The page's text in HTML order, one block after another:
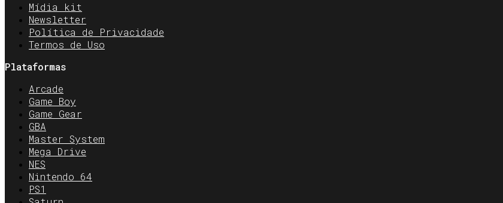
Mídia kit
Newsletter
Política de Privacidade
Termos de Uso
Plataformas
Arcade
Game Boy
Game Gear
GBA
Master System
Mega Drive
NES
Nintendo 64
PS1